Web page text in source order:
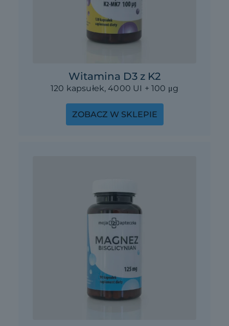
Witamina D3 z K2
120 kapsułek, 4000 UI + 100 μg
ZOBACZ W SKLEPIE